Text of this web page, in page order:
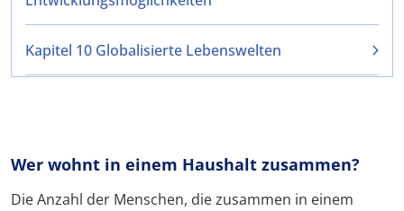
Kapitel 10 Globalisierte Lebenswelten
Wer wohnt in einem Haushalt zusammen?
Die Anzahl der Menschen, die zusammen in einem